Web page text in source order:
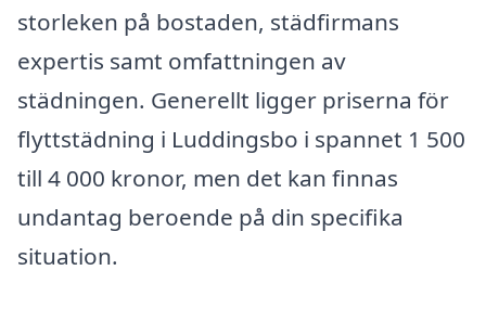
storleken på bostaden, städfirmans
expertis samt omfattningen av
städningen. Generellt ligger priserna för
flyttstädning i Luddingsbo i spannet 1 500
till 4 000 kronor, men det kan finnas
undantag beroende på din specifika
situation.